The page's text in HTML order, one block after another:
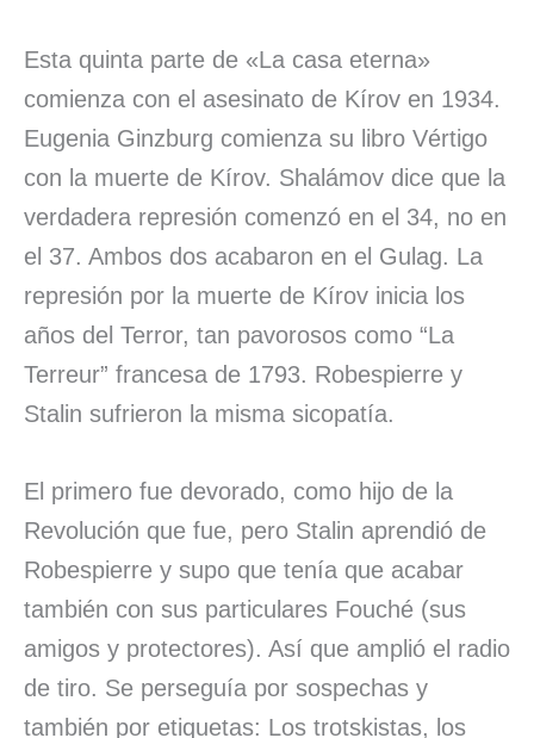
Esta quinta parte de «La casa eterna»
comienza con el asesinato de Kírov en 1934.
Eugenia Ginzburg comienza su libro Vértigo
con la muerte de Kírov. Shalámov dice que la
verdadera represión comenzó en el 34, no en
el 37. Ambos dos acabaron en el Gulag. La
represión por la muerte de Kírov inicia los
años del Terror, tan pavorosos como “La
Terreur” francesa de 1793. Robespierre y
Stalin sufrieron la misma sicopatía.
El primero fue devorado, como hijo de la
Revolución que fue, pero Stalin aprendió de
Robespierre y supo que tenía que acabar
también con sus particulares Fouché (sus
amigos y protectores). Así que amplió el radio
de tiro. Se perseguía por sospechas y
también por etiquetas: Los trotskistas, los